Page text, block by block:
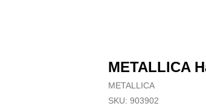
METALLICA
METALLICA
SKU: 903902